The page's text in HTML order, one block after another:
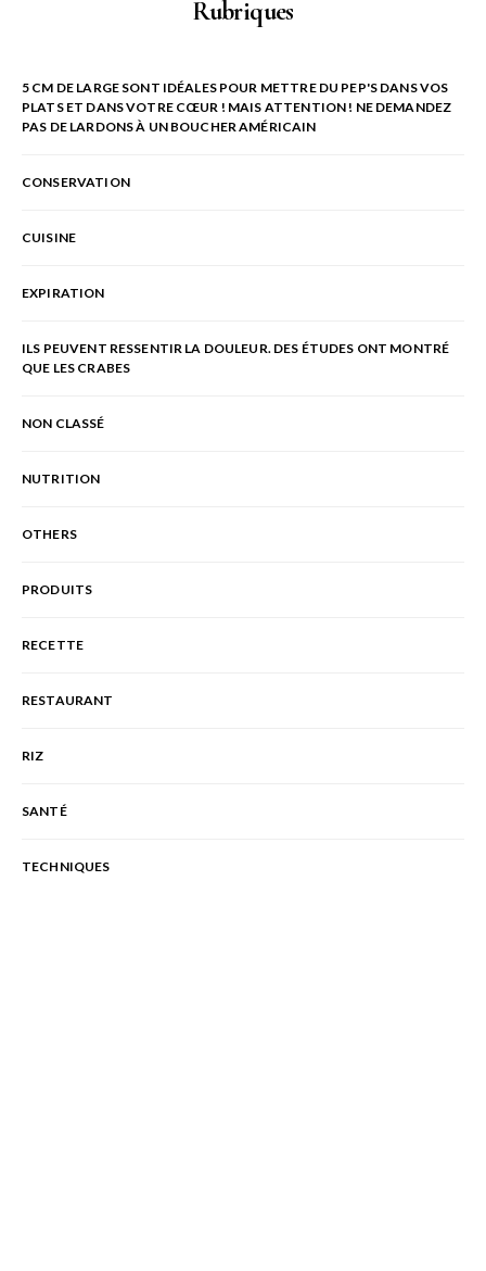
Rubriques
5 CM DE LARGE SONT IDÉALES POUR METTRE DU PEP'S DANS VOS
PLATS ET DANS VOTRE CŒUR ! MAIS ATTENTION ! NE DEMANDEZ
PAS DE LARDONS À UN BOUCHER AMÉRICAIN
CONSERVATION
CUISINE
EXPIRATION
ILS PEUVENT RESSENTIR LA DOULEUR. DES ÉTUDES ONT MONTRÉ
QUE LES CRABES
NON CLASSÉ
NUTRITION
OTHERS
PRODUITS
RECETTE
RESTAURANT
RIZ
SANTÉ
TECHNIQUES